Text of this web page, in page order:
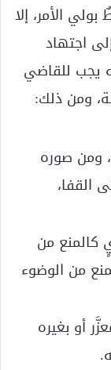
الأمر، إلا
اجتهاد
يجب للقاضي
ومن ذلك:
ومن صوره
القفا،
كالمنع من
من الوضوء
أو بغيره